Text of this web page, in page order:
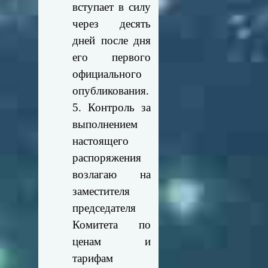
вступает в силу
через десять
дней после дня
его первого
официального
опубликования.
5. Контроль за
выполнением
настоящего
распоряжения
возлагаю на
заместителя
председателя
Комитета по
ценам и
тарифам